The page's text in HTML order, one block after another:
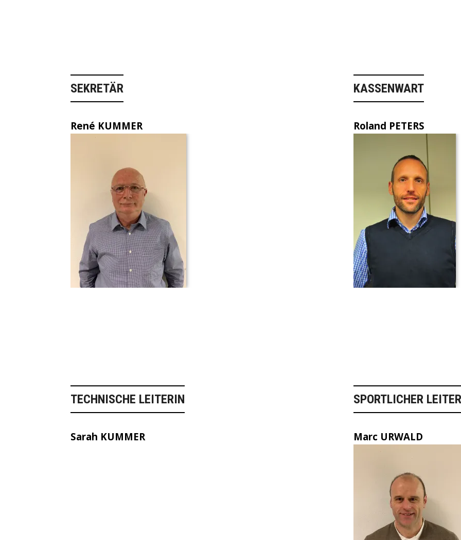
SEKRETÄR
René KUMMER
KASSENWART
Roland PETERS
TECHNISCHE LEITERIN
Sarah KUMMER
SPORTLICHER LEITER
Marc URWALD